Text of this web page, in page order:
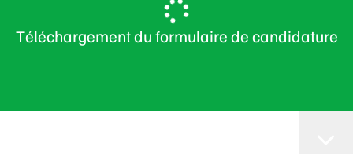
Téléchargement du formulaire de candidature